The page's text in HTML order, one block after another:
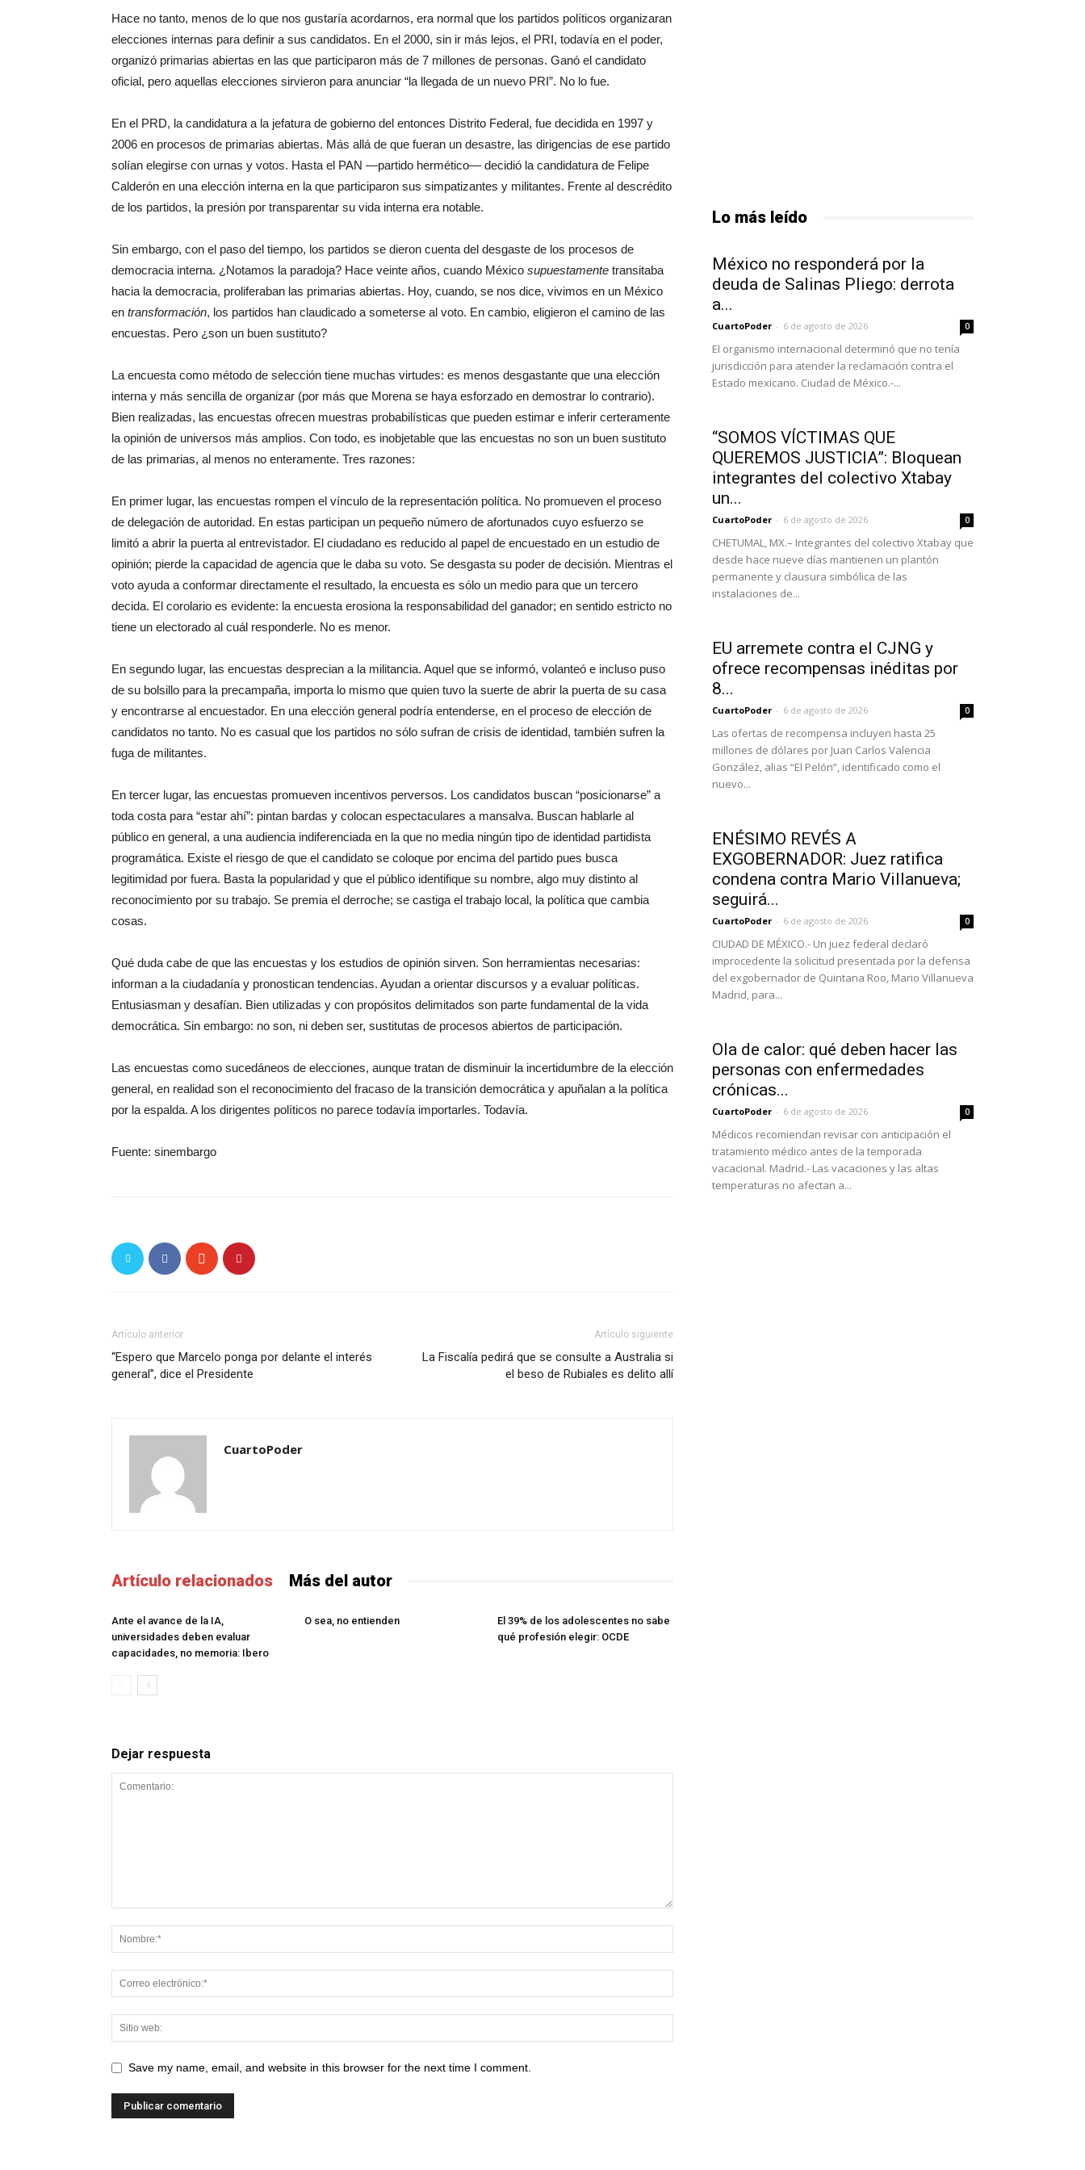
Hace no tanto, menos de lo que nos gustaría acordarnos, era normal que los partidos políticos organizaran
elecciones internas para definir a sus candidatos. En el 2000, sin ir más lejos, el PRI, todavía en el poder,
organizó primarias abiertas en las que participaron más de 7 millones de personas. Ganó el candidato
oficial, pero aquellas elecciones sirvieron para anunciar “la llegada de un nuevo PRI”. No lo fue.
En el PRD, la candidatura a la jefatura de gobierno del entonces Distrito Federal, fue decidida en 1997 y
2006 en procesos de primarias abiertas. Más allá de que fueran un desastre, las dirigencias de ese partido
solían elegirse con urnas y votos. Hasta el PAN —partido hermético— decidió la candidatura de Felipe
Calderón en una elección interna en la que participaron sus simpatizantes y militantes. Frente al descrédito
de los partidos, la presión por transparentar su vida interna era notable.
Sin embargo, con el paso del tiempo, los partidos se dieron cuenta del desgaste de los procesos de
democracia interna. ¿Notamos la paradoja? Hace veinte años, cuando México supuestamente transitaba
hacia la democracia, proliferaban las primarias abiertas. Hoy, cuando, se nos dice, vivimos en un México
en transformación, los partidos han claudicado a someterse al voto. En cambio, eligieron el camino de las
encuestas. Pero ¿son un buen sustituto?
La encuesta como método de selección tiene muchas virtudes: es menos desgastante que una elección
interna y más sencilla de organizar (por más que Morena se haya esforzado en demostrar lo contrario).
Bien realizadas, las encuestas ofrecen muestras probabilísticas que pueden estimar e inferir certeramente
la opinión de universos más amplios. Con todo, es inobjetable que las encuestas no son un buen sustituto
de las primarias, al menos no enteramente. Tres razones:
En primer lugar, las encuestas rompen el vínculo de la representación política. No promueven el proceso
de delegación de autoridad. En estas participan un pequeño número de afortunados cuyo esfuerzo se
limitó a abrir la puerta al entrevistador. El ciudadano es reducido al papel de encuestado en un estudio de
opinión; pierde la capacidad de agencia que le daba su voto. Se desgasta su poder de decisión. Mientras el
voto ayuda a conformar directamente el resultado, la encuesta es sólo un medio para que un tercero
decida. El corolario es evidente: la encuesta erosiona la responsabilidad del ganador; en sentido estricto no
tiene un electorado al cuál responderle. No es menor.
En segundo lugar, las encuestas desprecian a la militancia. Aquel que se informó, volanteó e incluso puso
de su bolsillo para la precampaña, importa lo mismo que quien tuvo la suerte de abrir la puerta de su casa
y encontrarse al encuestador. En una elección general podría entenderse, en el proceso de elección de
candidatos no tanto. No es casual que los partidos no sólo sufran de crisis de identidad, también sufren la
fuga de militantes.
En tercer lugar, las encuestas promueven incentivos perversos. Los candidatos buscan “posicionarse” a
toda costa para “estar ahí”: pintan bardas y colocan espectaculares a mansalva. Buscan hablarle al
público en general, a una audiencia indiferenciada en la que no media ningún tipo de identidad partidista
programática. Existe el riesgo de que el candidato se coloque por encima del partido pues busca
legitimidad por fuera. Basta la popularidad y que el público identifique su nombre, algo muy distinto al
reconocimiento por su trabajo. Se premia el derroche; se castiga el trabajo local, la política que cambia
cosas.
Qué duda cabe de que las encuestas y los estudios de opinión sirven. Son herramientas necesarias:
informan a la ciudadanía y pronostican tendencias. Ayudan a orientar discursos y a evaluar políticas.
Entusiasman y desafían. Bien utilizadas y con propósitos delimitados son parte fundamental de la vida
democrática. Sin embargo: no son, ni deben ser, sustitutas de procesos abiertos de participación.
Las encuestas como sucedáneos de elecciones, aunque tratan de disminuir la incertidumbre de la elección
general, en realidad son el reconocimiento del fracaso de la transición democrática y apuñalan a la política
por la espalda. A los dirigentes políticos no parece todavía importarles. Todavía.
Fuente: sinembargo
Artículo anterior
“Espero que Marcelo ponga por delante el interés
general”, dice el Presidente
Artículo siguiente
La Fiscalía pedirá que se consulte a Australia si
el beso de Rubiales es delito allí
CuartoPoder
Artículo relacionados Más del autor
Ante el avance de la IA,
universidades deben evaluar
capacidades, no memoria: Ibero
O sea, no entienden
El 39% de los adolescentes no sabe
qué profesión elegir: OCDE
Dejar respuesta
Save my name, email, and website in this browser for the next time I comment.
Lo más leído
México no responderá por la
deuda de Salinas Pliego: derrota
a...
CuartoPoder - 6 de agosto de 2026 0
El organismo internacional determinó que no tenía
jurisdicción para atender la reclamación contra el
Estado mexicano. Ciudad de México.-...
“SOMOS VÍCTIMAS QUE
QUEREMOS JUSTICIA”: Bloquean
integrantes del colectivo Xtabay
un...
CuartoPoder - 6 de agosto de 2026 0
CHETUMAL, MX.– Integrantes del colectivo Xtabay que
desde hace nueve días mantienen un plantón
permanente y clausura simbólica de las
instalaciones de...
EU arremete contra el CJNG y
ofrece recompensas inéditas por
8...
CuartoPoder - 6 de agosto de 2026 0
Las ofertas de recompensa incluyen hasta 25
millones de dólares por Juan Carlos Valencia
González, alias “El Pelón”, identificado como el
nuevo...
ENÉSIMO REVÉS A
EXGOBERNADOR: Juez ratifica
condena contra Mario Villanueva;
seguirá...
CuartoPoder - 6 de agosto de 2026 0
CIUDAD DE MÉXICO.- Un juez federal declaró
improcedente la solicitud presentada por la defensa
del exgobernador de Quintana Roo, Mario Villanueva
Madrid, para...
Ola de calor: qué deben hacer las
personas con enfermedades
crónicas...
CuartoPoder - 6 de agosto de 2026 0
Médicos recomiendan revisar con anticipación el
tratamiento médico antes de la temporada
vacacional. Madrid.- Las vacaciones y las altas
temperaturas no afectan a...